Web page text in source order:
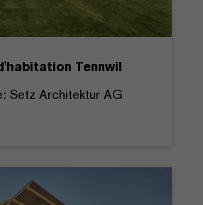
Tennwil
Setz Architektur AG